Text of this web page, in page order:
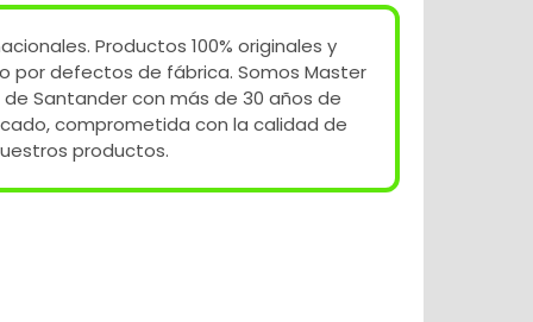
Productos 100% originales y
por defectos de fábrica. Somos Master
Santander con más de 30 años de
comprometida con la calidad de
productos.